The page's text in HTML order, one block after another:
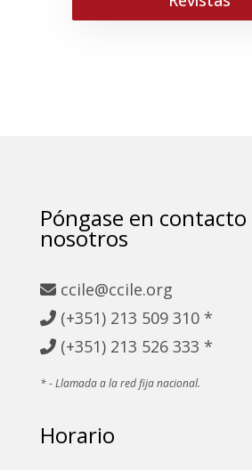
Póngase en contacto
nosotros
ccile@ccile.org
(+351) 213 509 310 *
(+351) 213 526 333 *
* - Llamada a la red fija nacional.
Horario